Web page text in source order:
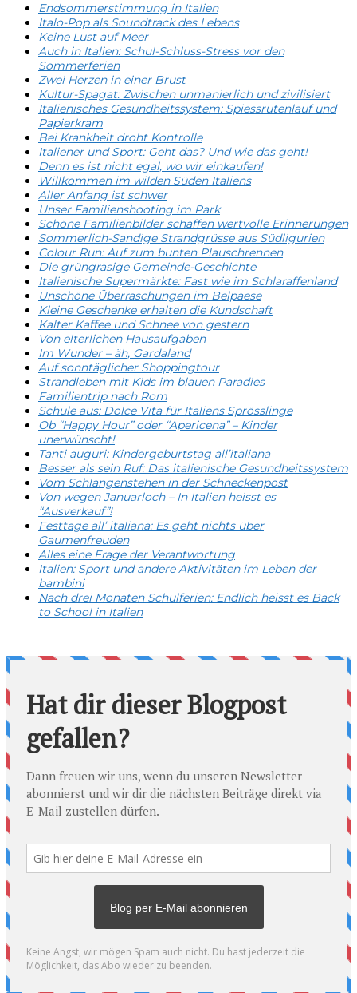
Endsommerstimmung in Italien
Italo-Pop als Soundtrack des Lebens
Keine Lust auf Meer
Auch in Italien: Schul-Schluss-Stress vor den
Sommerferien
Zwei Herzen in einer Brust
Kultur-Spagat: Zwischen unmanierlich und zivilisiert
Italienisches Gesundheitssystem: Spiessrutenlauf und
Papierkram
Bei Krankheit droht Kontrolle
Italiener und Sport: Geht das? Und wie das geht!
Denn es ist nicht egal, wo wir einkaufen!
Willkommen im wilden Süden Italiens
Aller Anfang ist schwer
Unser Familienshooting im Park
Schöne Familienbilder schaffen wertvolle Erinnerungen
Sommerlich-Sandige Strandgrüsse aus Südligurien
Colour Run: Auf zum bunten Plauschrennen
Die grüngrasige Gemeinde-Geschichte
Italienische Supermärkte: Fast wie im Schlaraffenland
Unschöne Überraschungen im Belpaese
Kleine Geschenke erhalten die Kundschaft
Kalter Kaffee und Schnee von gestern
Von elterlichen Hausaufgaben
Im Wunder – äh, Gardaland
Auf sonntäglicher Shoppingtour
Strandleben mit Kids im blauen Paradies
Familientrip nach Rom
Schule aus: Dolce Vita für Italiens Sprösslinge
Ob “Happy Hour” oder “Apericena” – Kinder
unerwünscht!
Tanti auguri: Kindergeburtstag all’italiana
Besser als sein Ruf: Das italienische Gesundheitssystem
Vom Schlangenstehen in der Schneckenpost
Von wegen Januarloch – In Italien heisst es
“Ausverkauf”!
Festtage all’ italiana: Es geht nichts über
Gaumenfreuden
Alles eine Frage der Verantwortung
Italien: Sport und andere Aktivitäten im Leben der
bambini
Nach drei Monaten Schulferien: Endlich heisst es Back
to School in Italien